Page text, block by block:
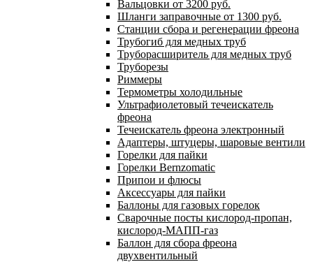
Вальцовки от 3200 руб.
Шланги заправочные от 1300 руб.
Станции сбора и регенерации фреона
Трубогиб для медных труб
Труборасширитель для медных труб
Труборезы
Риммеры
Термометры холодильные
Ультрафиолетовый течеискатель
фреона
Течеискатель фреона электронный
Адаптеры, штуцеры, шаровые вентили
Горелки для пайки
Горелки Bernzomatic
Припои и флюсы
Аксессуары для пайки
Баллоны для газовых горелок
Сварочные посты кислород-пропан,
кислород-МАПП-газ
Баллон для сбора фреона
двухвентильный